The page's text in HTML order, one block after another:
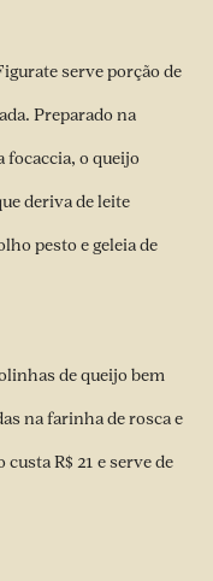
serve porção de
Preparado na
focaccia, o queijo
deriva de leite
pesto e geleia de
de queijo bem
na farinha de rosca e
R$ 21 e serve de